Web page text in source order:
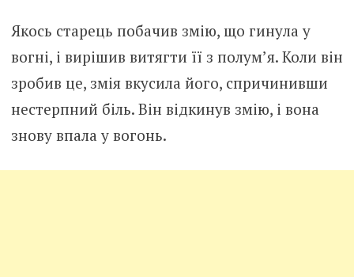
Якось старець побачив змію, що гинула у
вогні, і вирішив витягти її з полум’я. Коли він
зробив це, змія вкусила його, спричинивши
нестерпний біль. Він відкинув змію, і вона
знову впала у вогонь.